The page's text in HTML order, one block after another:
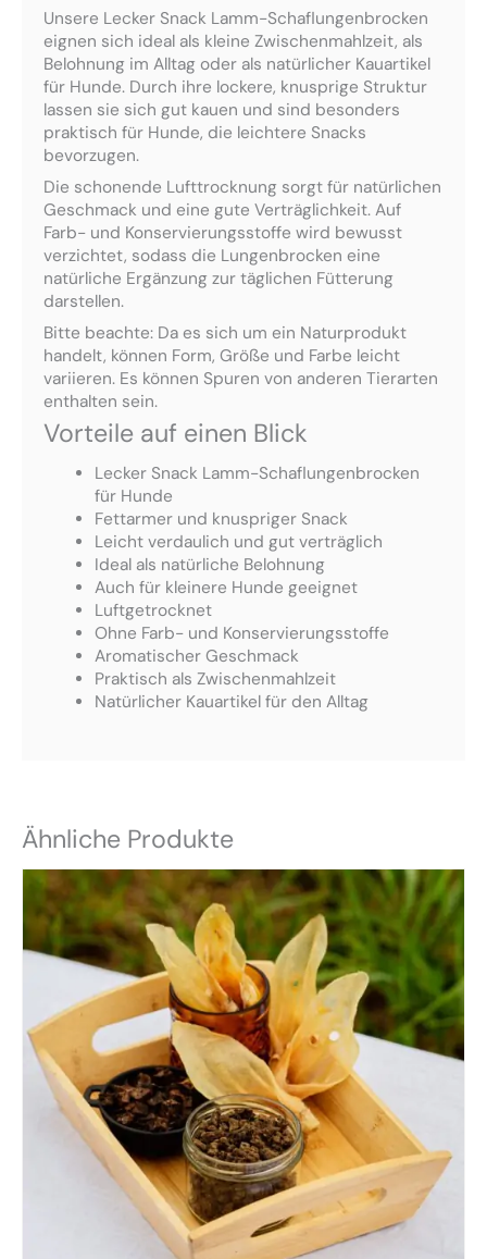
Unsere Lecker Snack Lamm-Schaflungenbrocken
eignen sich ideal als kleine Zwischenmahlzeit, als
Belohnung im Alltag oder als natürlicher Kauartikel
für Hunde. Durch ihre lockere, knusprige Struktur
lassen sie sich gut kauen und sind besonders
praktisch für Hunde, die leichtere Snacks
bevorzugen.
Die schonende Lufttrocknung sorgt für natürlichen
Geschmack und eine gute Verträglichkeit. Auf
Farb- und Konservierungsstoffe wird bewusst
verzichtet, sodass die Lungenbrocken eine
natürliche Ergänzung zur täglichen Fütterung
darstellen.
Bitte beachte: Da es sich um ein Naturprodukt
handelt, können Form, Größe und Farbe leicht
variieren. Es können Spuren von anderen Tierarten
enthalten sein.
Vorteile auf einen Blick
Lecker Snack Lamm-Schaflungenbrocken
für Hunde
Fettarmer und knuspriger Snack
Leicht verdaulich und gut verträglich
Ideal als natürliche Belohnung
Auch für kleinere Hunde geeignet
Luftgetrocknet
Ohne Farb- und Konservierungsstoffe
Aromatischer Geschmack
Praktisch als Zwischenmahlzeit
Natürlicher Kauartikel für den Alltag
Ähnliche Produkte